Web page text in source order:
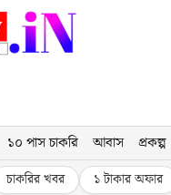
১০ পাস চাকরি আবাস প্রকল্প
চাকরির খবর ১ টাকার অফার